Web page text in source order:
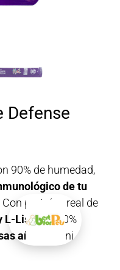
Defense
90% de humedad,
de tu
Con proteína real de
L-Lisina.100%
añadidas
ni